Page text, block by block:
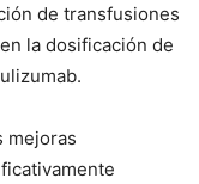
de transfusiones
la dosificación de
mejoras